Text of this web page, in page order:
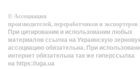
© Ассоциация
производителей, переработчиков и экспортеров
При цитировании и использовании любых
материалов ссылка на Украинскую
ассоциацию обязательна. При
интернет обязательна так же гиперссылка
на https://uga.ua